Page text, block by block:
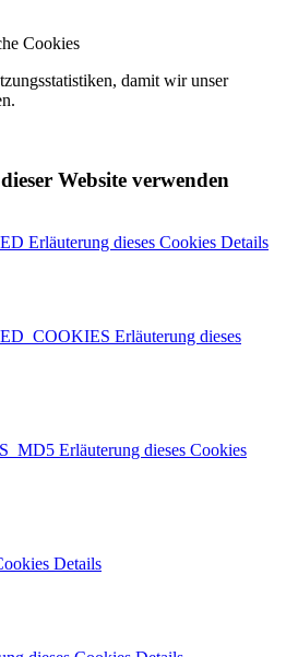
Cookies
damit wir unser
Website verwenden
Erläuterung dieses Cookies Details
Erläuterung dieses
Erläuterung dieses Cookies
Details